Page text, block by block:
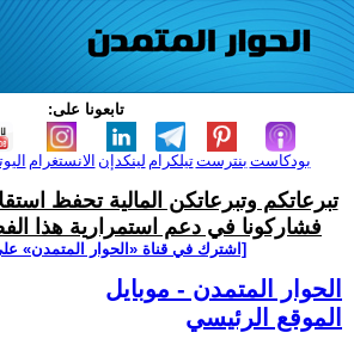
تابعونا على:
الانستغرام لينكدإن تيلكرامبنترست بودكاست
تبرعاتكم وتبرعاتكن المالية تحفظ
فشاركونا في دعم استمرارية هذا
[اشترك في قناة ‫«الحوار المتمدن»
الحوار المتمدن - موبايل
الموقع الرئيسي